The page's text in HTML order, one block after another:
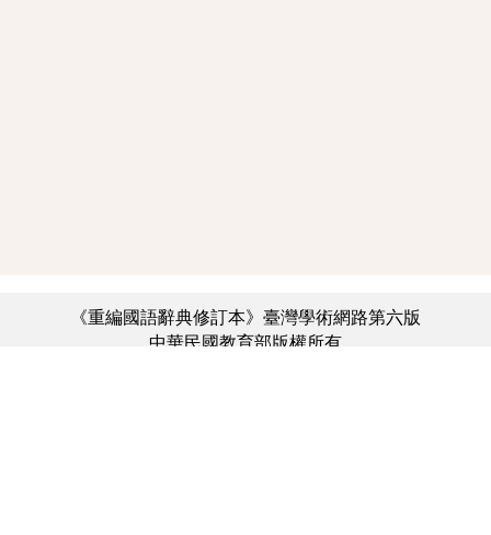
《重編國語辭典修訂本》臺灣學術網路第六版
中華民國教育部版權所有